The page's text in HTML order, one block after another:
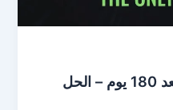
استعادة حساب PayPal بعد 180 يوم – الحل